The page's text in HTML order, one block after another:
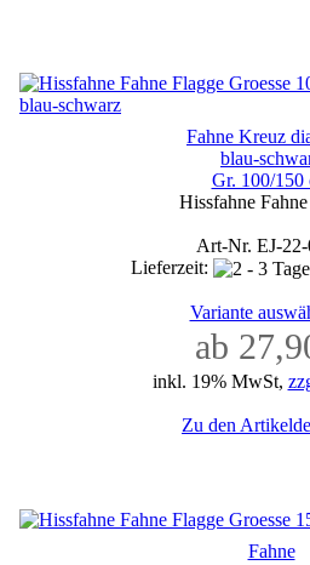
Fahne Kreuz
blau-
Gr. 100/150
Hissfahne
Art-Nr. EJ-
Lieferzeit:
Variante
ab
inkl. 19% MwSt,
Zu den
Fahne